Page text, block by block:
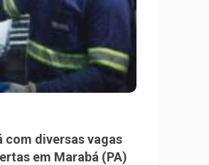
com diversas vagas
em Marabá (PA)